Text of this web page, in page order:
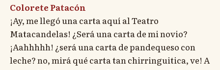
Colorete Patacón
¡Ay, me llegó una carta aquí al Teatro
Matacandelas! ¿Será una carta de mi novio?
¡Aahhhhh! ¿será una carta de pandequeso con
leche? no, mirá qué carta tan chirringuitica, ve! A